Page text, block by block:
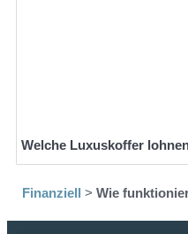
Welche Luxuskoffer
Finanziell > Wie